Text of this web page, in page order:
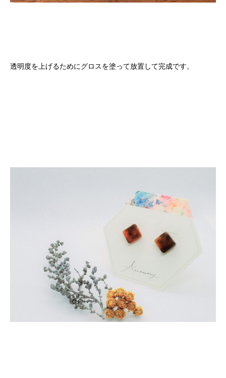
透明度を上げるためにグロスを塗って放置して完成です。